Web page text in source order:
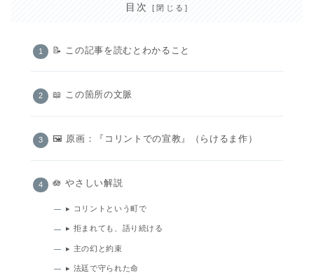
目次
📝 この記事を読むとわかること
📖 この箇所の文脈
🖼️ 原画：『コリントでの宣教』（らけるま作）
🪷 やさしい解説
▸ コリントという町で
▸ 拒まれても、語り続ける
▸ 主の幻と約束
▸ 法廷で守られた命